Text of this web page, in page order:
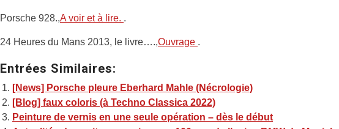
Porsche 928.,A voir et à lire. .
24 Heures du Mans 2013, le livre….,Ouvrage .
Entrées Similaires:
[News] Porsche pleure Eberhard Mahle (Nécrologie)
[Blog] faux coloris (à Techno Classica 2022)
Peinture de vernis en une seule opération – dès le début